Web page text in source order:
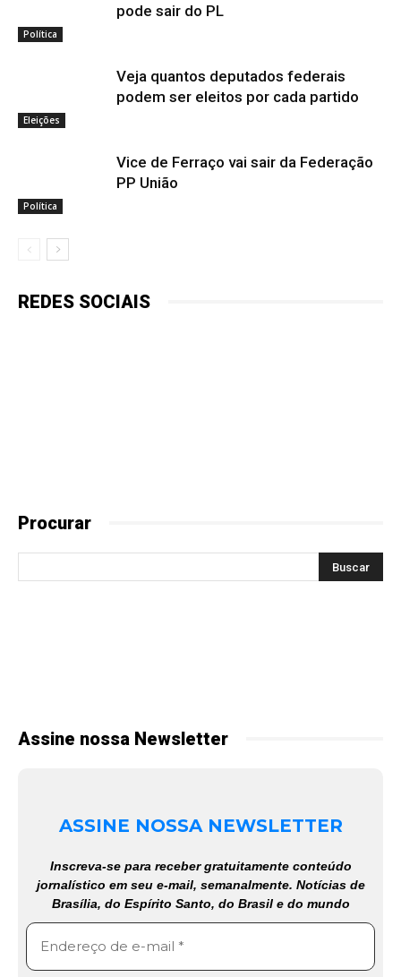
Política
pode sair do PL
Eleições
Veja quantos deputados federais
podem ser eleitos por cada partido
Política
Vice de Ferraço vai sair da Federação
PP União
REDES SOCIAIS
Procurar
Assine nossa Newsletter
ASSINE NOSSA NEWSLETTER
Inscreva-se para receber gratuitamente conteúdo
jornalístico em seu e-mail, semanalmente. Notícias de
Brasília, do Espírito Santo, do Brasil e do mundo